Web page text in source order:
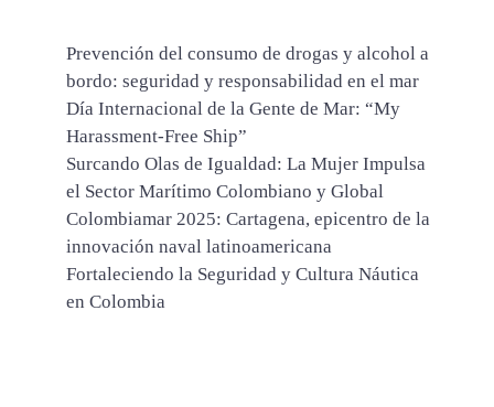
Prevención del consumo de drogas y alcohol a
bordo: seguridad y responsabilidad en el mar
Día Internacional de la Gente de Mar: “My
Harassment‑Free Ship”
Surcando Olas de Igualdad: La Mujer Impulsa
el Sector Marítimo Colombiano y Global
Colombiamar 2025: Cartagena, epicentro de la
innovación naval latinoamericana
Fortaleciendo la Seguridad y Cultura Náutica
en Colombia